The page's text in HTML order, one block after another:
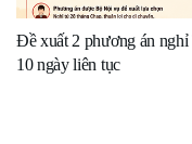
Đề xuất 2 phương án
10 ngày liên tục